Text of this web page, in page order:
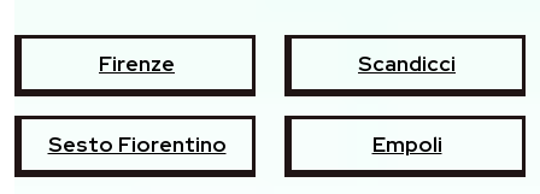
Firenze Scandicci
Sesto Fiorentino Empoli